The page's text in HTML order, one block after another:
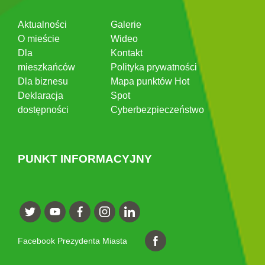
Aktualności
O mieście
Dla
mieszkańców
Dla biznesu
Deklaracja
dostępności
Galerie
Wideo
Kontakt
Polityka prywatności
Mapa punktów Hot
Spot
Cyberbezpieczeństwo
PUNKT INFORMACYJNY
Facebook Prezydenta Miasta